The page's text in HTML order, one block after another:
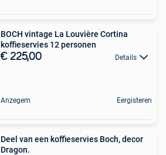
BOCH vintage La Louvière Cortina
koffieservies 12 personen
€ 225,00 Details
Anzegem Eergisteren
Deel van een koffieservies Boch, decor
Dragon.